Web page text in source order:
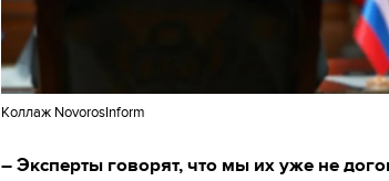
Коллаж NovorosInform
– Эксперты говорят, что мы их уже не